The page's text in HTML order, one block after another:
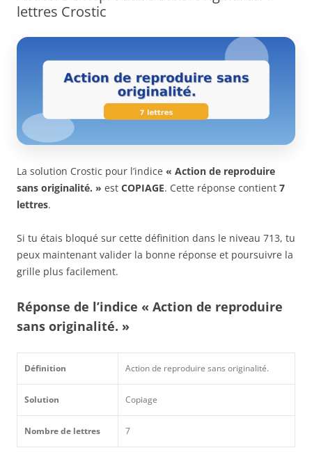
lettres Crostic
La solution Crostic pour l’indice « Action de reproduire
sans originalité. » est COPIAGE. Cette réponse contient 7
lettres.
Si tu étais bloqué sur cette définition dans le niveau 713, tu
peux maintenant valider la bonne réponse et poursuivre la
grille plus facilement.
Réponse de l’indice « Action de reproduire
sans originalité. »
Définition Action de reproduire sans originalité.
Solution Copiage
Nombre de lettres 7